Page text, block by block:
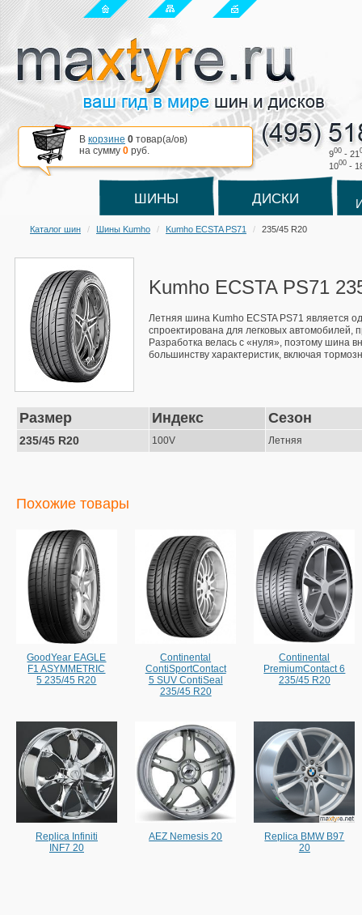
900 - 21
1000 -
В корзине 0 товар(a/ов)
на сумму 0 руб.
ШИНЫ ДИСКИ
Каталог шин Шины Kumho Kumho ECSTA PS71 235/45 R20
Kumho ECSTA PS71
Летняя шина Kumho ECSTA PS71 является
спроектирована для легковых автомобилей,
Разработка велась с «нуля», поэтому шина
большинству характеристик, включая
Размер Индекс Сезон
235/45 R20 100V Летняя
Похожие товары
GoodYear EAGLE
F1 ASYMMETRIC
5 235/45 R20
Continental
ContiSportContact
5 SUV ContiSeal
235/45 R20
Continental
PremiumContact 6
235/45 R20
Replica Infiniti
INF7 20
AEZ Nemesis 20
Replica BMW B97
20